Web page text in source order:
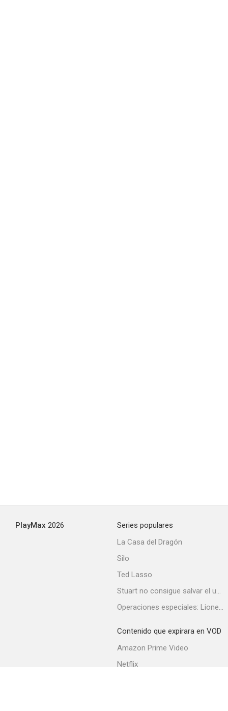
PlayMax 2026
Series populares
La Casa del Dragón
Silo
Ted Lasso
Stuart no consigue salvar el universo
Operaciones especiales: Lioness
Contenido que expirara en VOD
Amazon Prime Video
Netflix